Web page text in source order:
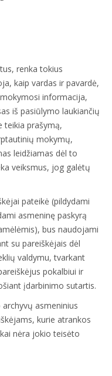
renka tokius
kaip vardas ir pavardė,
informacija,
iš pasiūlymo laukiančių
teikia prašymą,
mokymų,
leidžiamas dėl to
veiksmus, jog galėtų
pateikė (pildydami
asmeninę paskyrą
bus naudojami
su pareiškėjais dėl
valdymu, tvarkant
pokalbiui ir
įdarbinimo sutartis.
asmeninius
kurie atrankos
nėra jokio teisėto